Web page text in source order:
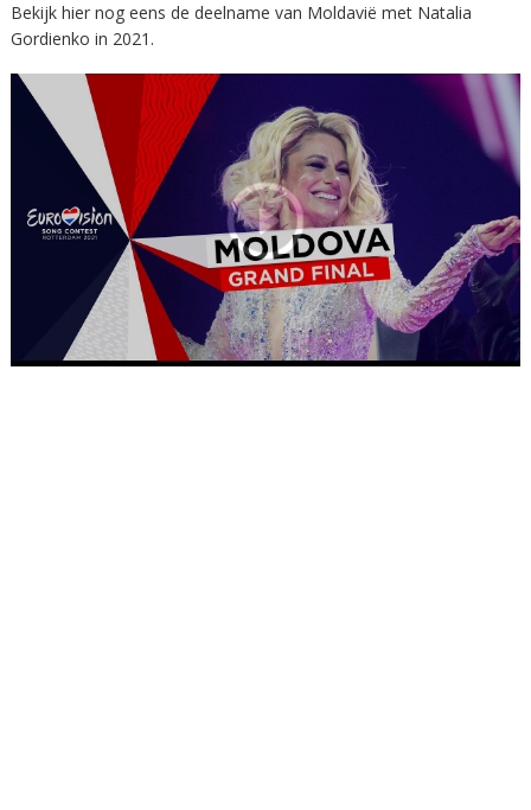
Bekijk hier nog eens de deelname van Moldavië met Natalia
Gordienko in 2021.